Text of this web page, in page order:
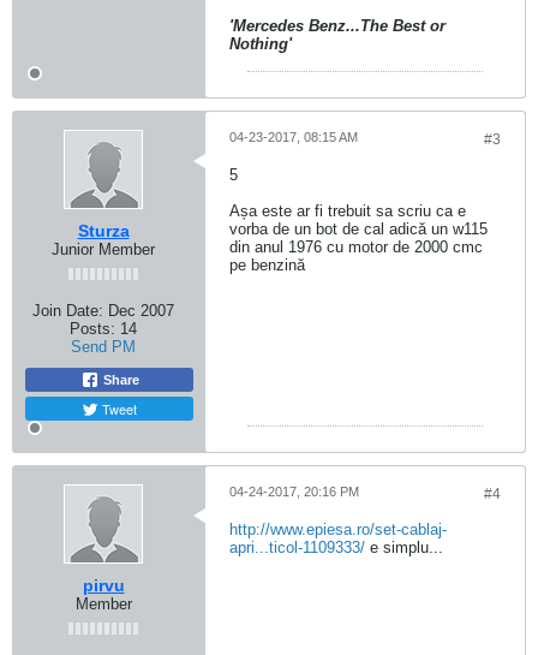
'Mercedes Benz...The Best or
Nothing'
Sturza
Junior Member
Join Date: Dec 2007
Posts: 14
Send PM
Share
Tweet
#3
04-23-2017, 08:15 AM
5
Așa este ar fi trebuit sa scriu ca e
vorba de un bot de cal adică un w115
din anul 1976 cu motor de 2000 cmc
pe benzină
pirvu
Member
#4
04-24-2017, 20:16 PM
http://www.epiesa.ro/set-cablaj-
apri...ticol-1109333/ e simplu...